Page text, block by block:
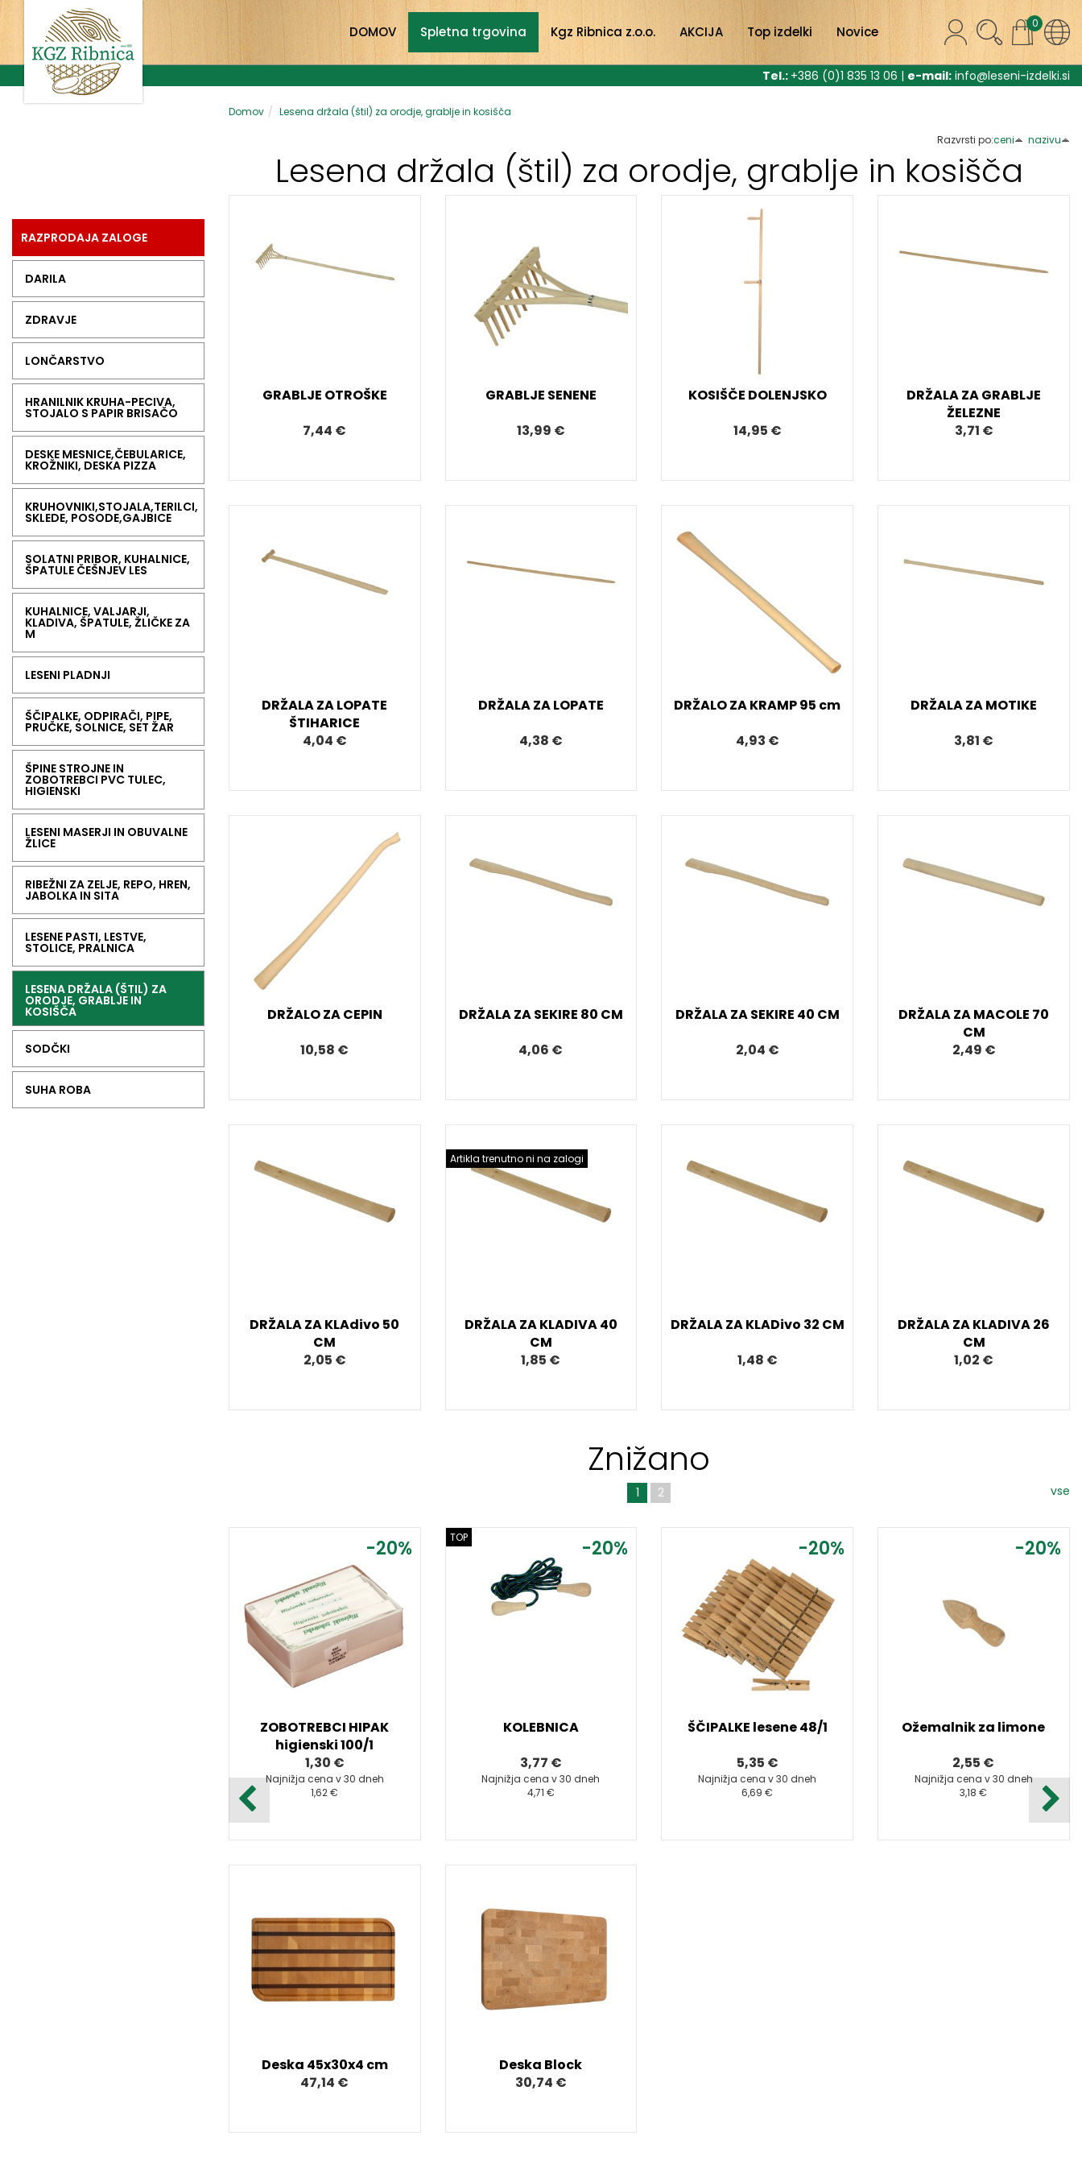
0
DOMOV Spletna trgovina Kgz Ribnica z.o.o. AKCIJA Top izdelki Novice
Tel.: +386 (0)1 835 13 06 | e-mail: info@leseni-izdelki.si
RAZPRODAJA ZALOGE
DARILA
ZDRAVJE
LONČARSTVO
HRANILNIK KRUHA-PECIVA,
STOJALO S PAPIR BRISAČO
DESKE MESNICE,ČEBULARICE,
KROŽNIKI, DESKA PIZZA
KRUHOVNIKI,STOJALA,TERILCI,
SKLEDE, POSODE,GAJBICE
SOLATNI PRIBOR, KUHALNICE,
ŠPATULE ČEŠNJEV LES
KUHALNICE, VALJARJI,
KLADIVA, ŠPATULE, ŽLIČKE ZA
M
LESENI PLADNJI
ŠČIPALKE, ODPIRAČI, PIPE,
PRUČKE, SOLNICE, SET ŽAR
ŠPINE STROJNE IN
ZOBOTREBCI PVC TULEC,
HIGIENSKI
LESENI MASERJI IN OBUVALNE
ŽLICE
RIBEŽNI ZA ZELJE, REPO, HREN,
JABOLKA IN SITA
LESENE PASTI, LESTVE,
STOLICE, PRALNICA
LESENA DRŽALA (ŠTIL) ZA
ORODJE, GRABLJE IN
KOSIŠČA
SODČKI
SUHA ROBA
Domov Lesena držala (štil) za orodje, grablje in kosišča
Razvrsti po:ceni nazivu
Lesena držala (štil) za orodje, grablje in kosišča
GRABLJE OTROŠKE
7,44 €
GRABLJE SENENE
13,99 €
KOSIŠČE DOLENJSKO
14,95 €
DRŽALA ZA GRABLJE
ŽELEZNE
3,71 €
DRŽALA ZA LOPATE
ŠTIHARICE
4,04 €
DRŽALA ZA LOPATE
4,38 €
DRŽALO ZA KRAMP 95 cm
4,93 €
DRŽALA ZA MOTIKE
3,81 €
DRŽALO ZA CEPIN
10,58 €
DRŽALA ZA SEKIRE 80 CM
4,06 €
DRŽALA ZA SEKIRE 40 CM
2,04 €
DRŽALA ZA MACOLE 70
CM
2,49 €
DRŽALA ZA KLAdivo 50
CM
2,05 €
Artikla trenutno ni na zalogi
DRŽALA ZA KLADIVA 40
CM
1,85 €
DRŽALA ZA KLADivo 32 CM
1,48 €
DRŽALA ZA KLADIVA 26
CM
1,02 €
Znižano
vse
1 2
-20%
ZOBOTREBCI HIPAK
higienski 100/1
1,30 €
Najnižja cena v 30 dneh
1,62 €
-20%
TOP
KOLEBNICA
3,77 €
Najnižja cena v 30 dneh
4,71 €
-20%
ŠČIPALKE lesene 48/1
5,35 €
Najnižja cena v 30 dneh
6,69 €
-20%
Ožemalnik za limone
2,55 €
Najnižja cena v 30 dneh
3,18 €
Deska 45x30x4 cm
47,14 €
Deska Block
30,74 €